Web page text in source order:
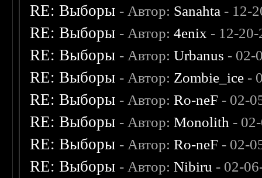
RE: Выборы - Автор: Sanahta - 12-
RE: Выборы - Автор:4enix - 12-
RE: Выборы - Автор:Urbanus - 02-
RE: Выборы - Автор: Zombie_ice -
RE: Выборы - Автор:Ro-neF - 02-
RE: Выборы - Автор:Monolith -
RE: Выборы - Автор:Ro-neF - 02-
RE: Выборы - Автор:Nibiru - 02-